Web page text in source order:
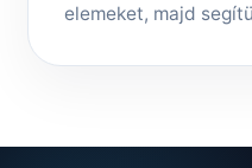
elemeket, majd